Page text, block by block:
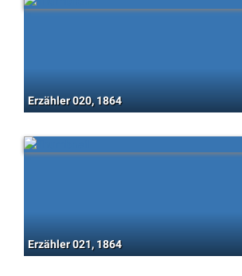
Erzähler 020, 1864
Erzähler 021, 1864